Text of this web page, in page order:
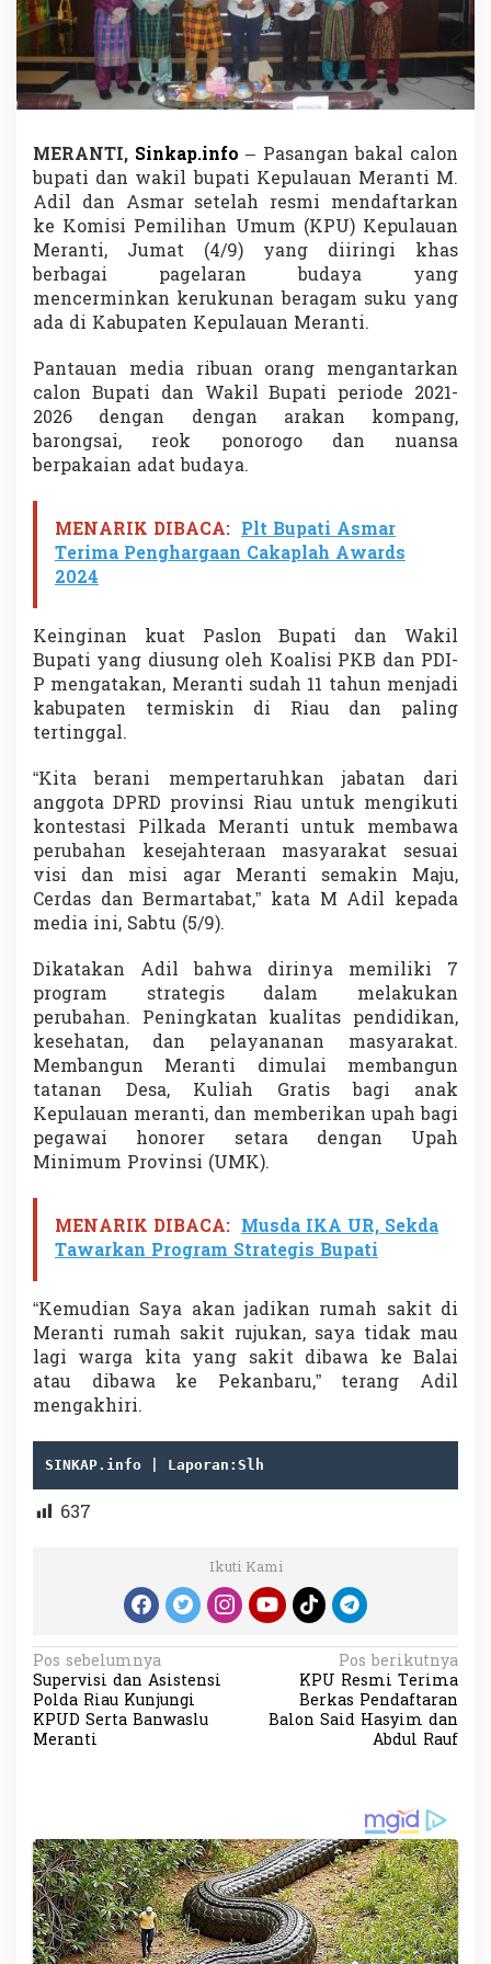
a
a
n
a
S
l
o
A
T
a
s
a
m
S
t
r
g
i
s
MERANTI, Sinkap.info – Pasangan bakal calon
bupati dan wakil bupati Kepulauan Meranti M.
Adil dan Asmar setelah resmi mendaftarkan
ke Komisi Pemilihan Umum (KPU) Kepulauan
Meranti, Jumat (4/9) yang diiringi khas
berbagai pagelaran budaya yang
mencerminkan kerukunan beragam suku yang
ada di Kabupaten Kepulauan Meranti.
Pantauan media ribuan orang mengantarkan
calon Bupati dan Wakil Bupati periode 2021-
2026 dengan dengan arakan kompang,
barongsai, reok ponorogo dan nuansa
berpakaian adat budaya.
MENARIK DIBACA: Plt Bupati Asmar
Terima Penghargaan Cakaplah Awards
2024
Keinginan kuat Paslon Bupati dan Wakil
Bupati yang diusung oleh Koalisi PKB dan PDI-
P mengatakan, Meranti sudah 11 tahun menjadi
kabupaten termiskin di Riau dan paling
tertinggal.
“Kita berani mempertaruhkan jabatan dari
anggota DPRD provinsi Riau untuk mengikuti
kontestasi Pilkada Meranti untuk membawa
perubahan kesejahteraan masyarakat sesuai
visi dan misi agar Meranti semakin Maju,
Cerdas dan Bermartabat,” kata M Adil kepada
media ini, Sabtu (5/9).
Dikatakan Adil bahwa dirinya memiliki 7
program strategis dalam melakukan
perubahan. Peningkatan kualitas pendidikan,
kesehatan, dan pelayananan masyarakat.
Membangun Meranti dimulai membangun
tatanan Desa, Kuliah Gratis bagi anak
Kepulauan meranti, dan memberikan upah bagi
pegawai honorer setara dengan Upah
Minimum Provinsi (UMK).
MENARIK DIBACA: Musda IKA UR, Sekda
Tawarkan Program Strategis Bupati
“Kemudian Saya akan jadikan rumah sakit di
Meranti rumah sakit rujukan, saya tidak mau
lagi warga kita yang sakit dibawa ke Balai
atau dibawa ke Pekanbaru,” terang Adil
mengakhiri.
SINKAP.info | Laporan:Slh
637
Ikuti Kami
N
a
v
s
i
p
o
Pos sebelumnya
Supervisi dan Asistensi
Polda Riau Kunjungi
KPUD Serta Banwaslu
Meranti
Pos berikutnya
KPU Resmi Terima
Berkas Pendaftaran
Balon Said Hasyim dan
Abdul Rauf